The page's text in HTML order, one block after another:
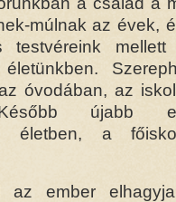
múlnak az évek,
testvéreink
óvodában, az
újabb
életben, a
az ember